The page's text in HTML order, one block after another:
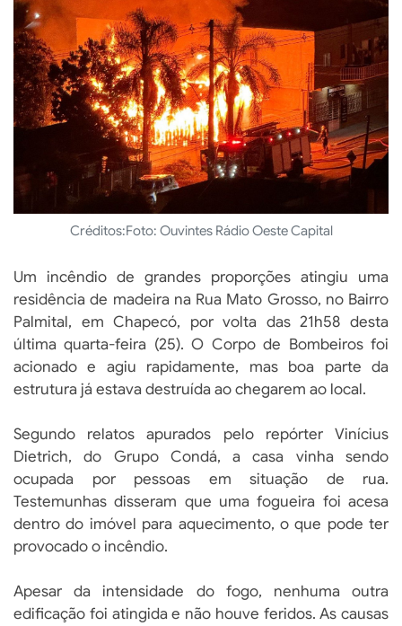
Créditos:Foto: Ouvintes Rádio Oeste Capital
Um incêndio de grandes proporções atingiu uma
residência de madeira na Rua Mato Grosso, no Bairro
Palmital, em Chapecó, por volta das 21h58 desta
última quarta-feira (25). O Corpo de Bombeiros foi
acionado e agiu rapidamente, mas boa parte da
estrutura já estava destruída ao chegarem ao local.
Segundo relatos apurados pelo repórter Vinícius
Dietrich, do Grupo Condá, a casa vinha sendo
ocupada por pessoas em situação de rua.
Testemunhas disseram que uma fogueira foi acesa
dentro do imóvel para aquecimento, o que pode ter
provocado o incêndio.
Apesar da intensidade do fogo, nenhuma outra
edificação foi atingida e não houve feridos. As causas